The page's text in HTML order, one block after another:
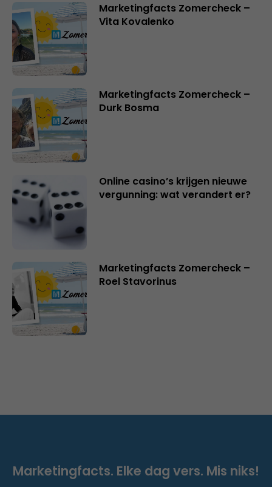
Marketingfacts Zomercheck –
Vita Kovalenko
Marketingfacts Zomercheck –
Durk Bosma
Online casino’s krijgen nieuwe
vergunning: wat verandert er?
Marketingfacts Zomercheck –
Roel Stavorinus
Marketingfacts. Elke dag vers. Mis niks!